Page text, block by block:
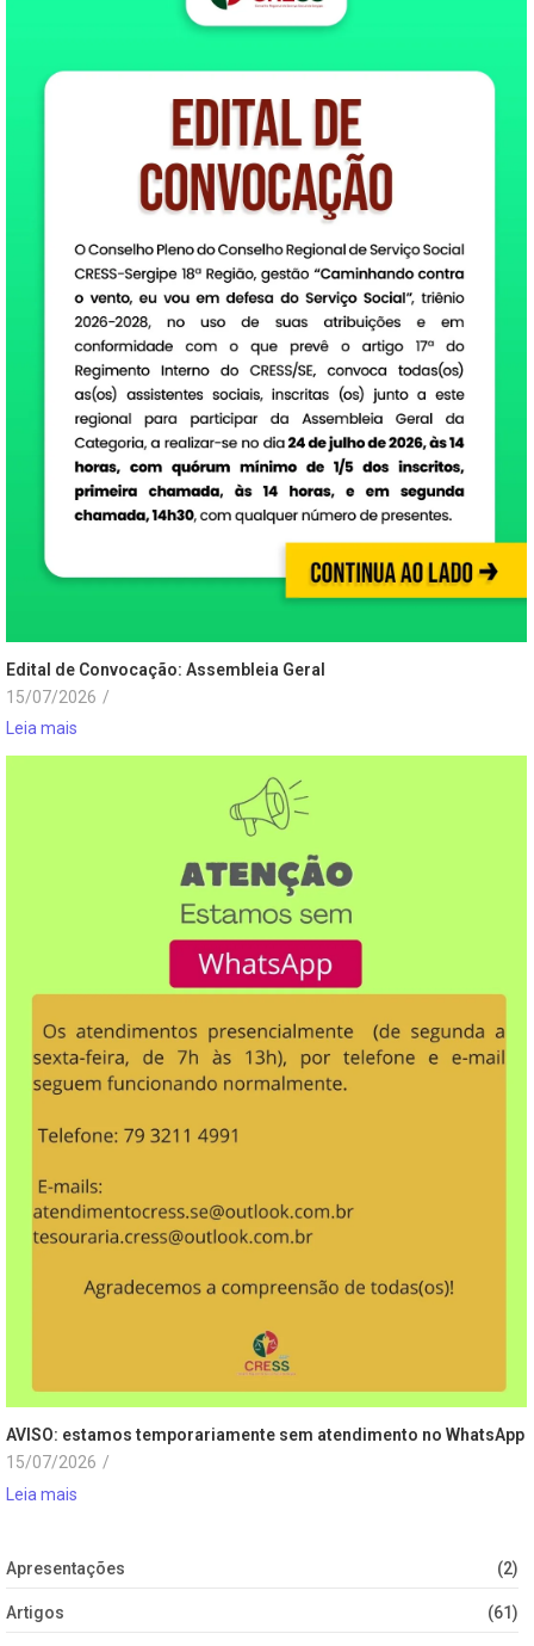
Edital de Convocação: Assembleia Geral
15/07/2026 /
Leia mais
AVISO: estamos temporariamente sem atendimento no WhatsApp
15/07/2026 /
Leia mais
Apresentações (2)
Artigos (61)